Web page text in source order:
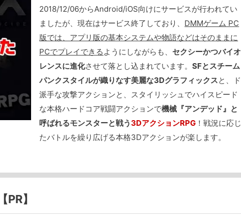
2018/12/06からAndroid/iOS向けにサービスが行われてい
ましたが、現在はサービス終了しており、 DMMゲーム PC
版では、アプリ版の基本システムや物語などはそのままに
PCでプレイできる ようにしながらも、 セクシーかつバイオ
レンスに進化させて落とし込まれています。SFとスチーム
パンクスタイルが織りなす美麗な3Dグラフィックスと、ド
派手な攻撃アクションと、スタイリッシュでハイスピード
な本格ハードコア戦闘アクションで機械『アンデッド』と
呼ばれるモンスターと戦う3DアクションRPG ！戦況に応じ
たバトルを繰り広げる本格3Dアクションが楽します。
】